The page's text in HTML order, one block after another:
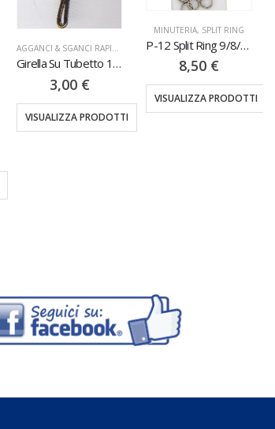
MINUTERIA
AGGANCI & SGANCI RAPIDI MINUTERIA
Girella Su Tubetto 12PZ
3,00 €
VISUALIZZA PRODOTTI
MINUTERIA, SPLIT RING
P-12 Split Ring 9/8/7PZ
8,50 €
VISUALIZZA PRODOTTI